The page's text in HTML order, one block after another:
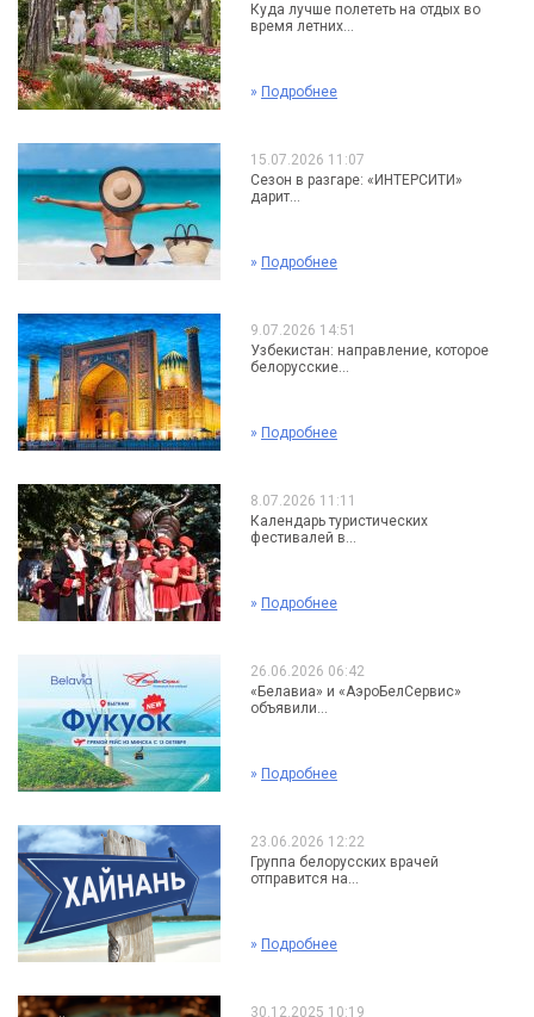
Куда лучше полететь на отдых во
время летних...
» Подробнее
15.07.2026 11:07
Сезон в разгаре: «ИНТЕРСИТИ»
дарит...
» Подробнее
9.07.2026 14:51
Узбекистан: направление, которое
белорусские...
» Подробнее
8.07.2026 11:11
Календарь туристических
фестивалей в...
» Подробнее
26.06.2026 06:42
«Белавиа» и «АэроБелСервис»
объявили...
» Подробнее
23.06.2026 12:22
Группа белорусских врачей
отправится на...
» Подробнее
30.12.2025 10:19